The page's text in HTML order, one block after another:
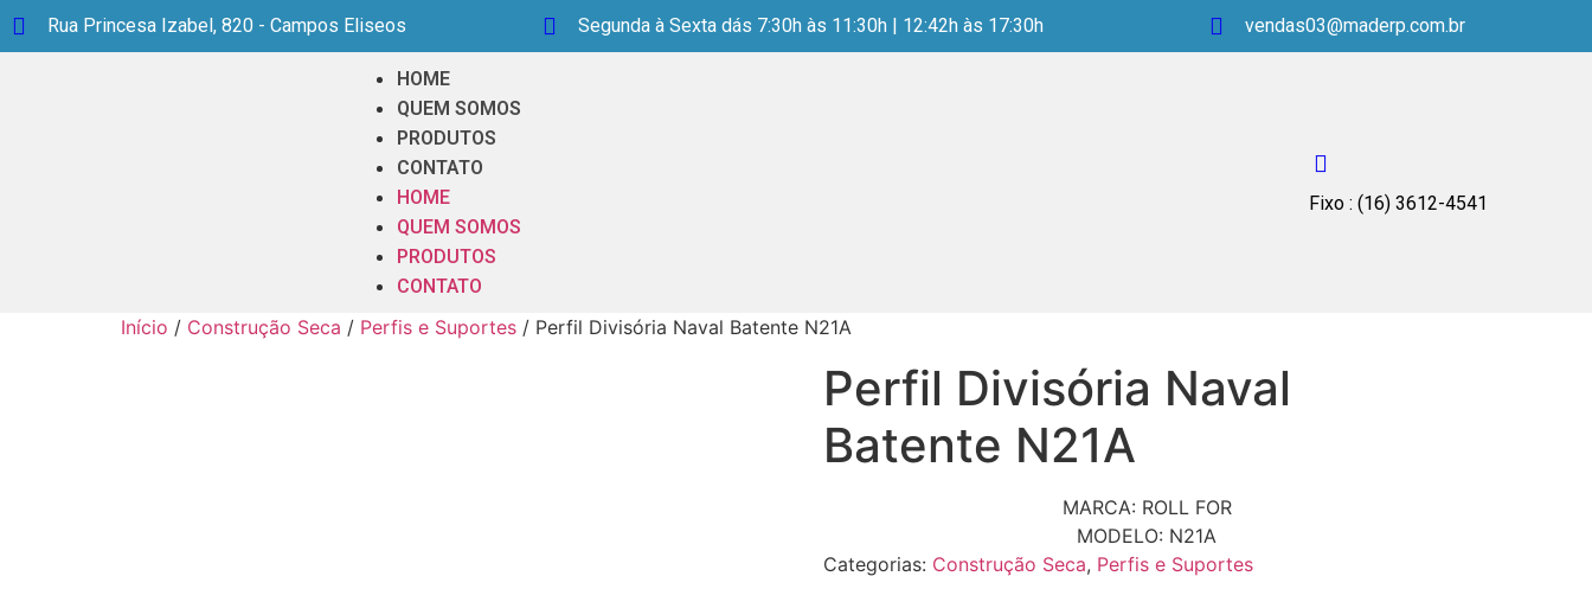
Rua Princesa Izabel, 820 - Campos Eliseos Segunda à Sexta dás 7:30h às 11:30h | 12:42h às 17:30h vendas03@maderp.com.br
HOME
QUEM SOMOS
PRODUTOS
CONTATO
HOME
QUEM SOMOS
PRODUTOS
CONTATO
Fixo : (16) 3612-4541
Início / Construção Seca / Perfis e Suportes / Perfil Divisória Naval Batente N21A
Perfil Divisória Naval
Batente N21A
MARCA: ROLL FOR
MODELO: N21A
Categorias: Construção Seca, Perfis e Suportes